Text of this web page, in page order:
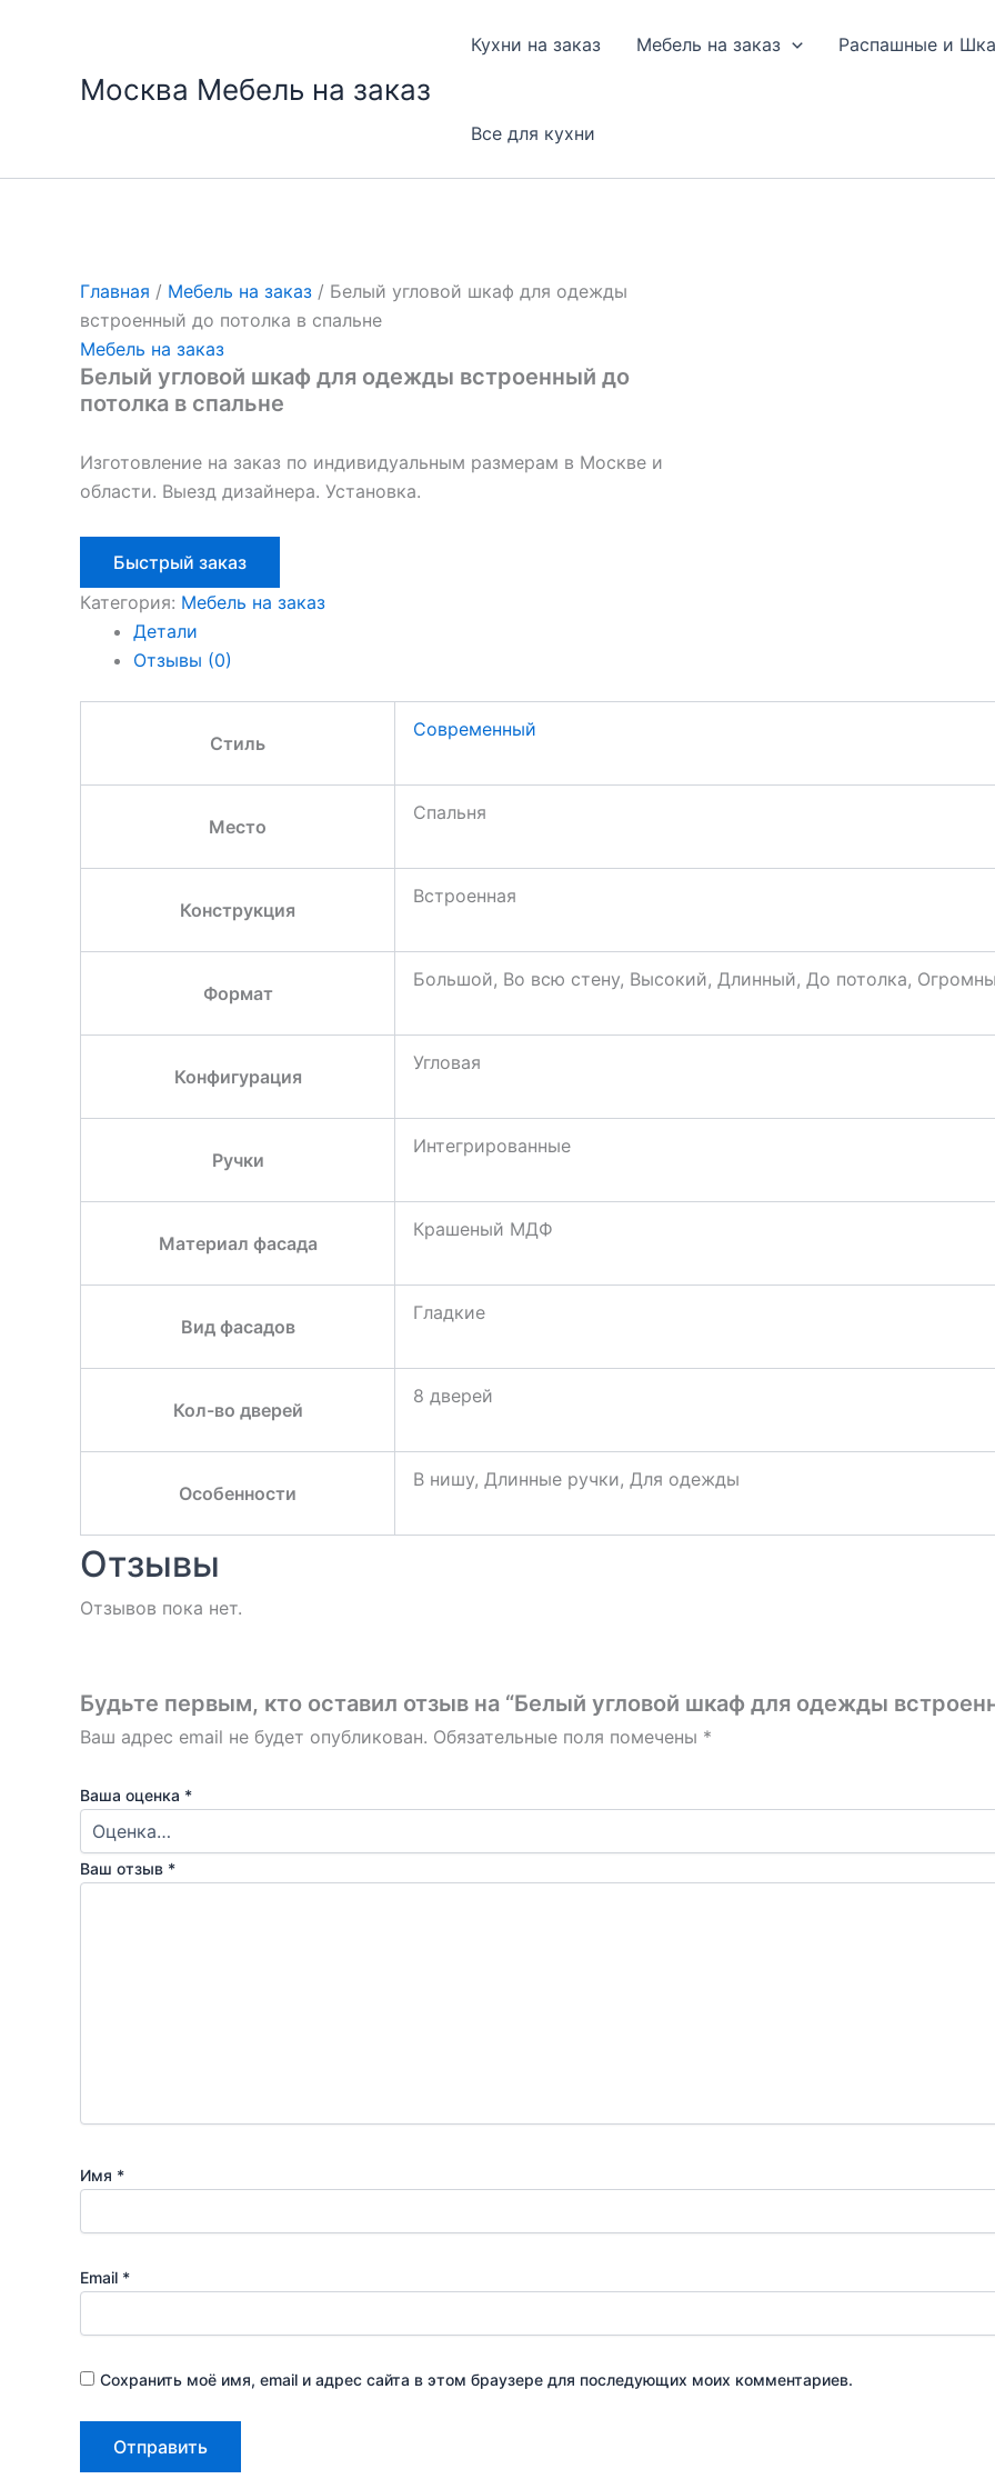
Москва Мебель на заказ
Кухни на заказ Мебель на заказ Распашные и
Все для кухни
Главная / Мебель на заказ / Белый угловой шкаф для одежды
встроенный до потолка в спальне
Мебель на заказ
Белый угловой шкаф для одежды встроенный до
потолка в спальне
Изготовление на заказ по индивидуальным размерам в Москве и
области. Выезд дизайнера. Установка.
Быстрый заказ
Категория: Мебель на заказ
Детали
Отзывы (0)
Стиль
Современный
Место
Спальня
Конструкция
Встроенная
Формат
Большой, Во всю стену, Высокий, Длинный, До потолка,
Конфигурация
Угловая
Ручки
Интегрированные
Материал фасада
Крашеный МДФ
Вид фасадов
Гладкие
Кол-во дверей
8 дверей
Особенности
В нишу, Длинные ручки, Для одежды
Отзывы
Отзывов пока нет.
Будьте первым, кто оставил отзыв на “Белый угловой шкаф для одежды
Ваш адрес email не будет опубликован. Обязательные поля помечены *
Ваша оценка *
Ваш отзыв *
Имя *
Email *
Сохранить моё имя, email и адрес сайта в этом браузере для последующих моих комментариев.